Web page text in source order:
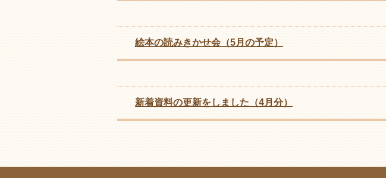
絵本の読みきかせ会（5月の予定）
新着資料の更新をしました（4月分）